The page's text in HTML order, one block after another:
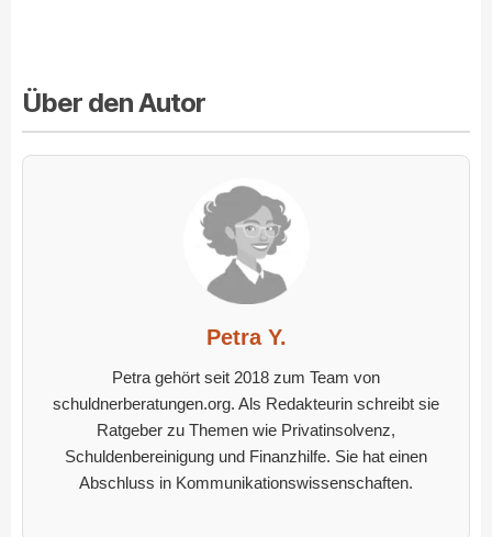
Über den Autor
Petra Y.
Petra gehört seit 2018 zum Team von
schuldnerberatungen.org. Als Redakteurin schreibt sie
Ratgeber zu Themen wie Privatinsolvenz,
Schuldenbereinigung und Finanzhilfe. Sie hat einen
Abschluss in Kommunikationswissenschaften.